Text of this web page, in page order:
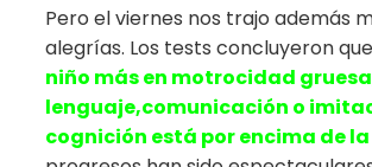
Pero el viernes nos trajo además
alegrías. Los tests concluyeron
niño más en motrocidad
lenguaje,comunicación o
cognición está por encima de